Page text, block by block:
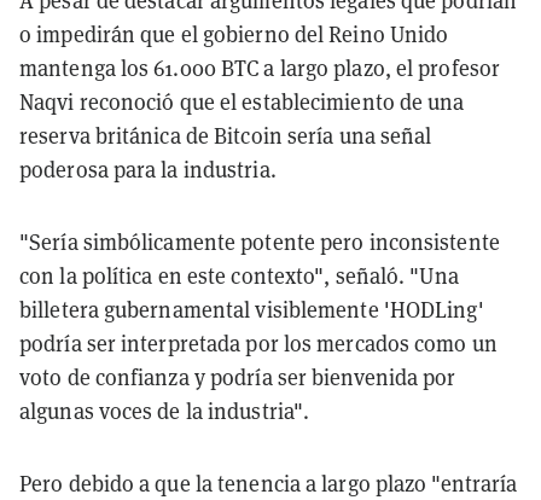
o impedirán que el gobierno del Reino Unido
mantenga los 61.000 BTC a largo plazo, el profesor
Naqvi reconoció que el establecimiento de una
reserva británica de Bitcoin sería una señal
poderosa para la industria.
"Sería simbólicamente potente pero inconsistente
con la política en este contexto", señaló. "Una
billetera gubernamental visiblemente 'HODLing'
podría ser interpretada por los mercados como un
voto de confianza y podría ser bienvenida por
algunas voces de la industria".
Pero debido a que la tenencia a largo plazo "entraría